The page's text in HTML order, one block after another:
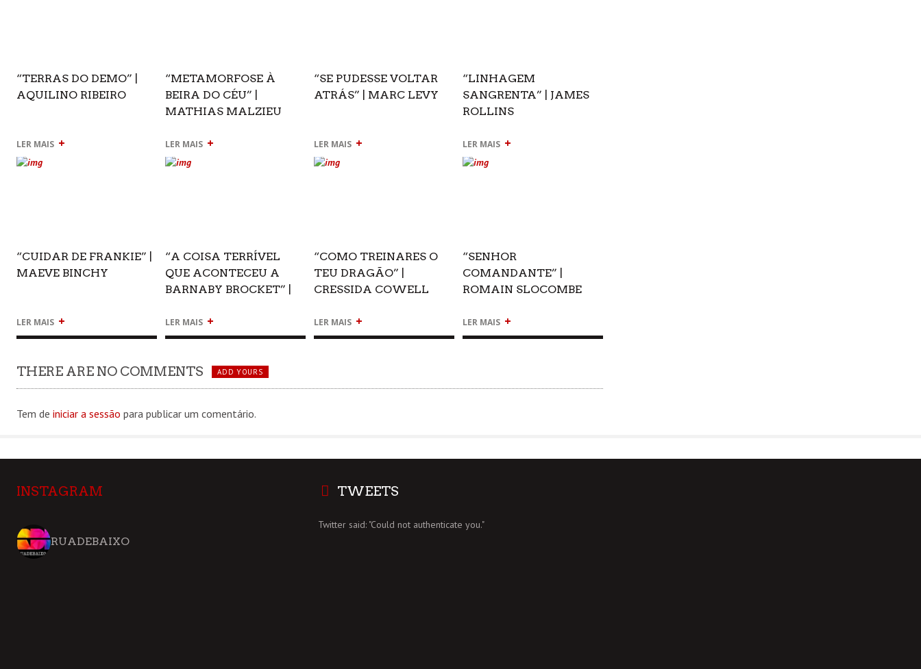
“TERRAS DO DEMO” |
AQUILINO RIBEIRO
LER MAIS +
“METAMORFOSE À
BEIRA DO CÉU” |
MATHIAS MALZIEU
LER MAIS +
“SE PUDESSE VOLTAR
ATRÁS” | MARC LEVY
LER MAIS +
“LINHAGEM
SANGRENTA” | JAMES
ROLLINS
LER MAIS +
“CUIDAR DE FRANKIE” |
MAEVE BINCHY
LER MAIS +
“A COISA TERRÍVEL
QUE ACONTECEU A
BARNABY BROCKET” |
LER MAIS +
“COMO TREINARES O
TEU DRAGÃO” |
CRESSIDA COWELL
LER MAIS +
“SENHOR
COMANDANTE” |
ROMAIN SLOCOMBE
LER MAIS +
THERE ARE NO COMMENTS ADD YOURS
Tem de iniciar a sessão para publicar um comentário.
INSTAGRAM
RUADEBAIXO
TWEETS
Twitter said: "Could not authenticate you."